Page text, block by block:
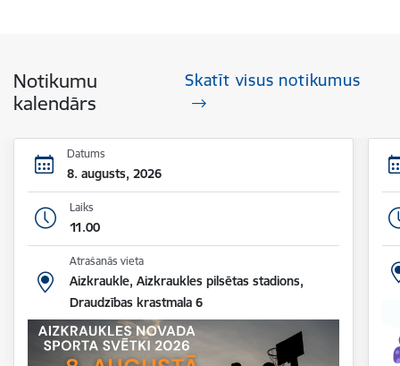
Notikumu
kalendārs
Skatīt visus notikumus
Datums
8. augusts, 2026
Laiks
11.00
Atrašanās vieta
Aizkraukle, Aizkraukles pilsētas stadions,
Draudzības krastmala 6